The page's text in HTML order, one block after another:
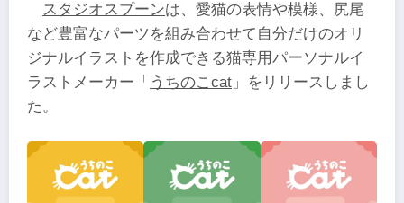
スタジオスプーンは、愛猫の表情や模様、尻尾
など豊富なパーツを組み合わせて自分だけのオリ
ジナルイラストを作成できる猫専用パーソナルイ
ラストメーカー「 うちのこcat 」をリリースしまし
た。